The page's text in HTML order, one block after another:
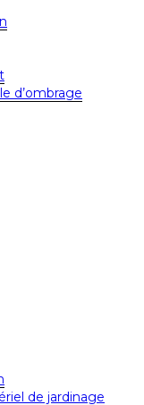
d’ombrage
de jardinage